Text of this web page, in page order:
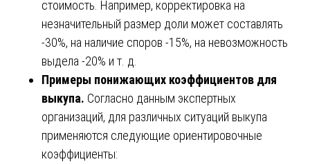
стоимость. Например, корректировка на
незначительный размер доли может составлять
-30%, на наличие споров -15%, на невозможность
выдела -20% и т. д.
Примеры понижающих коэффициентов для
выкупа. Согласно данным экспертных
организаций, для различных ситуаций выкупа
применяются следующие ориентировочные
коэффициенты: